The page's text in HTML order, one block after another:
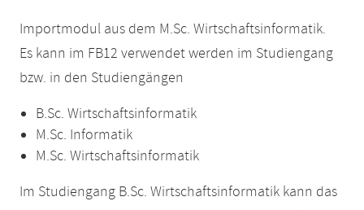
Importmodul aus dem M.Sc. Wirtschaftsinformatik.
Es kann im FB12 verwendet werden im Studiengang
bzw. in den Studiengängen
B.Sc. Wirtschaftsinformatik
M.Sc. Informatik
M.Sc. Wirtschaftsinformatik
Im Studiengang B.Sc. Wirtschaftsinformatik kann das